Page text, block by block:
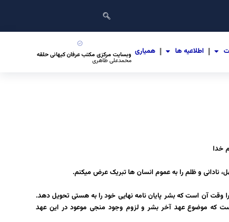
اطلاعیه ها همیاری وبسایت مرکزی مکتب عرفان کیهانی حلقه
محمدعلی طاهری
خدا
نادانی و ظلم را به عموم انسان ها تبریک عرض میکنم.
وقت آن است که بشر پایان نامه نهایی خود را به هستی تحویل دهد.
که موضوع عهد آخر بشر و لزوم وجود منجی موعود در این عهد